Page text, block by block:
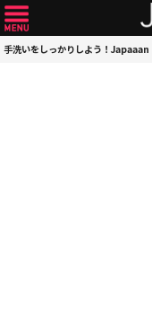
手洗いをしっかりしよう！Japaaan